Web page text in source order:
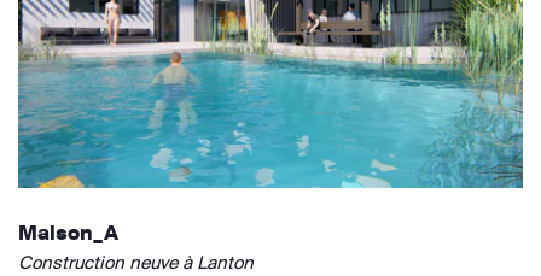
Maison_A
Construction neuve à Lanton